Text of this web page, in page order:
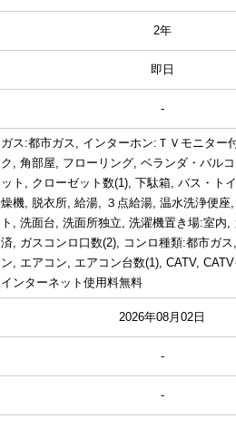
2年
即日
-
ガス:都市ガス, インターホン:ＴＶモニター
ク, 角部屋, フローリング, ベランダ・バル
ット, クローゼット数(1), 下駄箱, バス・ト
燥機, 脱衣所, 給湯, ３点給湯, 温水洗浄便座
ト, 洗面台, 洗面所独立, 洗濯機置き場:室内,
済, ガスコンロ口数(2), コンロ種類:都市ガ
ン, エアコン, エアコン台数(1), CATV,
インターネット使用料無料
2026年08月02日
-
-